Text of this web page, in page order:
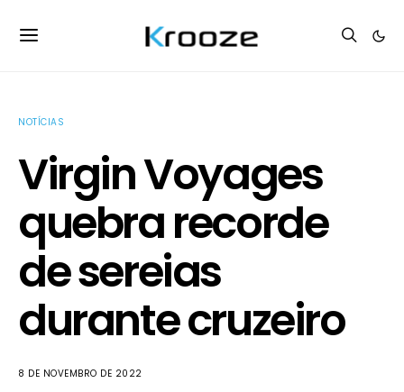
NOTÍCIAS
Virgin Voyages
quebra recorde
de sereias
durante cruzeiro
8 DE NOVEMBRO DE 2022